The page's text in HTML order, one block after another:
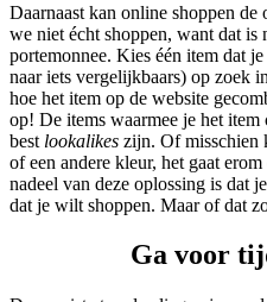
Daarnaast kan online shoppen
we niet écht shoppen, want dat is
portemonnee. Kies één item dat
naar iets vergelijkbaars) op zoek
hoe het item op de website
op! De items waarmee je het
best lookalikes zijn. Of misschien
of een andere kleur, het gaat
nadeel van deze oplossing is dat
dat je wilt shoppen. Maar of dat
Ga voor